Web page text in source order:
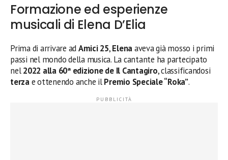
Formazione ed esperienze
musicali di Elena D’Elia
Prima di arrivare adAmici 25,Elenaaveva già mosso i primi
passi nel mondo della musica. La cantante ha partecipato
nel2022 alla 60ª edizione de Il Cantagiro, classificandosi
terzae ottenendo anche ilPremio Speciale “Roka”.